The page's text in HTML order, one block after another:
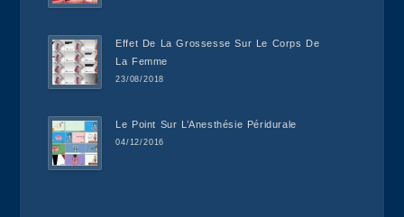
Effet De La Grossesse Sur Le Corps De
La Femme
23/08/2018
Le Point Sur L’Anesthésie Péridurale
04/12/2016